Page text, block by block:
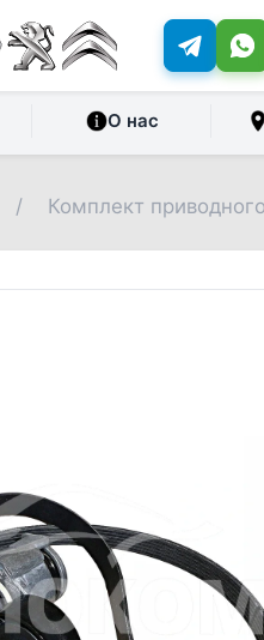
О нас
/ Комплект